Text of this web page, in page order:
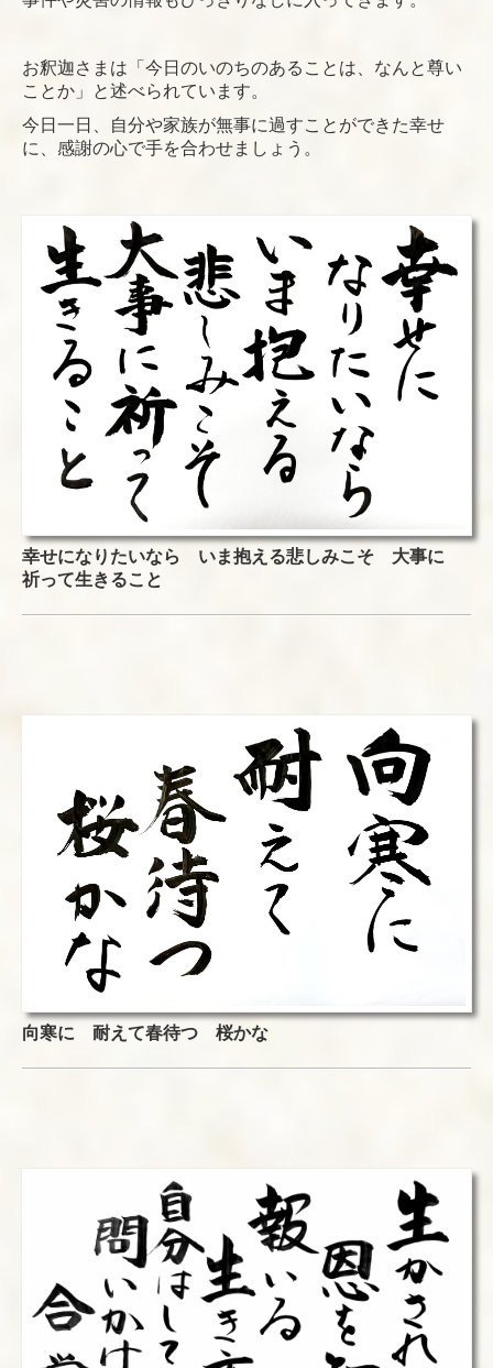
お釈迦さまは「今日のいのちのあることは、なんと尊い
ことか」と述べられています。
今日一日、自分や家族が無事に過すことができた幸せ
に、感謝の心で手を合わせましょう。
幸せになりたいなら いま抱える悲しみこそ 大事に
祈って生きること
向寒に 耐えて春待つ 桜かな